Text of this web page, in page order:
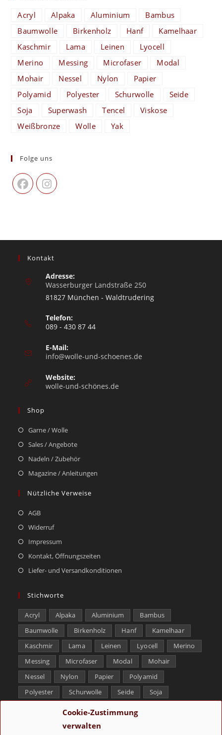
Cookie-Zustimmung
verwalten
Acryl Alpaka Aluminium
Bambus
Baumwolle
Birkenholz Hanf
Kamelhaar
Kaschmir
Lama Leinen
Lyocell
Merino
Messing Microfaser
Modal
Mohair
Nessel Nylon
Papier
Polyamid
Polyester Schurwolle
Seide
Soja
Superwash Tencel
Viskose
Weißbronze
Wolle Yak
Folge uns
Kontakt
Adresse:
Wasserburger Landstraße 250
81827 München - Waldtrudering
Telefon:
089 - 430 87 44
E-Mail:
info@wolle-und-schoenes.de
Website:
wolle-und-schönes.de
Shop
Garne / Wolle
Sales / Angebote
Nadeln / Zubehör
Magazine / Anleitungen
Nützliche Verweise
AGB
Widerruf
Impressum
Kontakt, Öffnungszeiten
Liefer- und Versandkonditionen
Stichworte
Acryl Alpaka Aluminium
Bambus
Baumwolle
Birkenholz Hanf
Kamelhaar
Kaschmir
Lama Leinen Lyocell
Merino
Messing
Microfaser Modal
Mohair
Nessel
Nylon Papier
Polyamid
Polyester
Schurwolle Seide
Soja
Tencel
Yak